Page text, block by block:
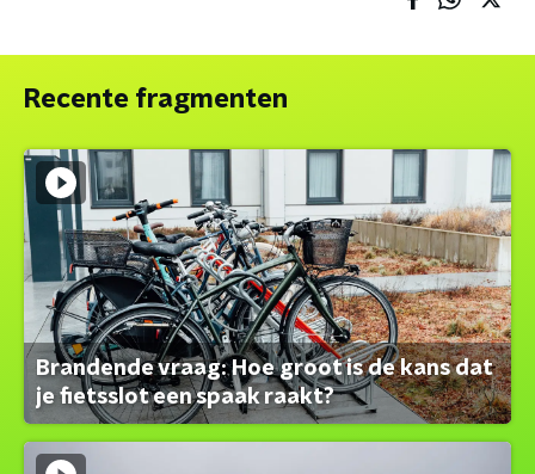
Recente fragmenten
Brandende vraag: Hoe groot is de kans dat
je fietsslot een spaak raakt?